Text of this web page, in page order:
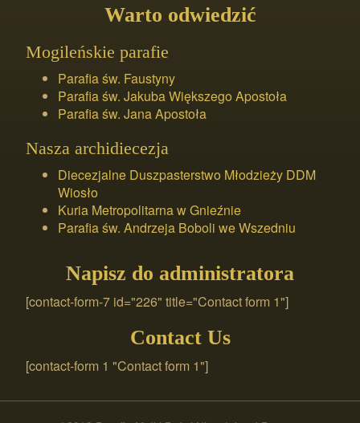
Warto odwiedzić
Mogileńskie parafie
Parafia św. Faustyny
Parafia św. Jakuba Większego Apostoła
Parafia św. Jana Apostoła
Nasza archidiecezja
Diecezjalne Duszpasterstwo Młodzieży DDM
Wiosło
Kuria Metropolitarna w Gnieźnie
Parafia św. Andrzeja Boboli we Wszedniu
Napisz do administratora
[contact-form-7 id="226" title="Contact form 1"]
Contact Us
[contact-form 1 "Contact form 1"]